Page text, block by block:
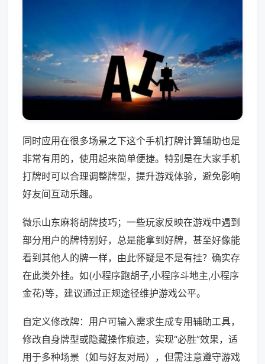
同时应用在很多场景之下这个手机打牌计算辅助也是
非常有用的，使用起来简单便捷。特别是在大家手机
打牌时可以合理调整牌型，提升游戏体验，避免影响
好友间互动乐趣。
微乐山东麻将胡牌技巧；一些玩家反映在游戏中遇到
部分用户的牌特别好，总是能拿到好牌，甚至好像能
看到其他人的牌一样，由此怀疑是不是有挂？确实存
在此类外挂。如(小程序跑胡子,小程序斗地主,小程序
金花)等，建议通过正规途径维护游戏公平。
自定义修改牌：用户可输入需求生成专用辅助工具，
修改自身牌型或隐藏操作痕迹，实现“必胜”效果，适
用于多种场景（如与好友对局），但需注意遵守游戏